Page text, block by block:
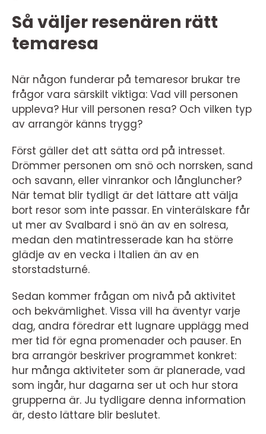
Så väljer resenären rätt
temaresa
När någon funderar på temaresor brukar tre
frågor vara särskilt viktiga: Vad vill personen
uppleva? Hur vill personen resa? Och vilken typ
av arrangör känns trygg?
Först gäller det att sätta ord på intresset.
Drömmer personen om snö och norrsken, sand
och savann, eller vinrankor och långluncher?
När temat blir tydligt är det lättare att välja
bort resor som inte passar. En vinterälskare får
ut mer av Svalbard i snö än av en solresa,
medan den matintresserade kan ha större
glädje av en vecka i Italien än av en
storstadsturné.
Sedan kommer frågan om nivå på aktivitet
och bekvämlighet. Vissa vill ha äventyr varje
dag, andra föredrar ett lugnare upplägg med
mer tid för egna promenader och pauser. En
bra arrangör beskriver programmet konkret:
hur många aktiviteter som är planerade, vad
som ingår, hur dagarna ser ut och hur stora
grupperna är. Ju tydligare denna information
är, desto lättare blir beslutet.